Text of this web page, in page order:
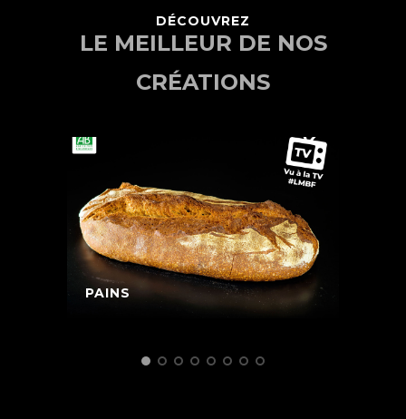
DÉCOUVREZ
LE MEILLEUR DE NOS
CRÉATIONS
PAINS